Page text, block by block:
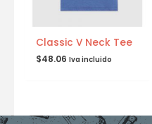
Classic V Neck Tee
$48.06 Iva incluido